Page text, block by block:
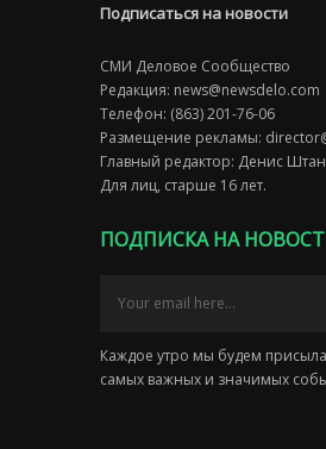
Подписаться на новости
СМИ Деловое Сообщество
Редакция: news@newsdelo.com
Телефон: (863) 201-76-06
Размещение рекламы:
Главный редактор: Денис
Для лиц, старше 16 лет.
ПОДПИСКА НА
Каждое утро мы будем
самых важных и значимых